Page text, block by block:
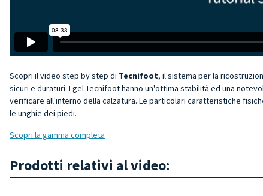
Scopri il video step by step di Tecnifoot, il sistema per la
sicuri e duraturi. I gel Tecnifoot hanno un'ottima stabilità ed una
verificare all'interno della calzatura. Le particolari caratteristiche
le unghie dei piedi.
Scopri la gamma completa
Prodotti relativi al video: